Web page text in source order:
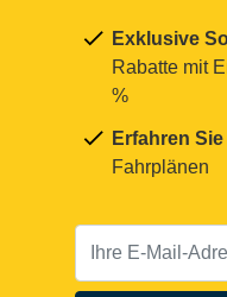
Exklusive
Rabatte mit
%
Erfahren
Fahrplänen